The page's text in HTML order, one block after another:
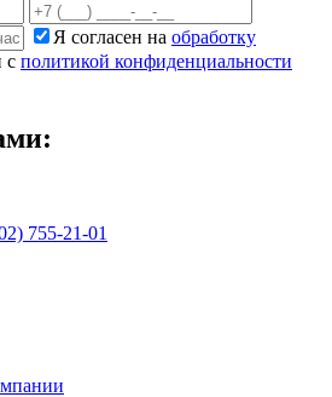
Я согласен на обработку
с политикой конфиденциальности
755-21-01